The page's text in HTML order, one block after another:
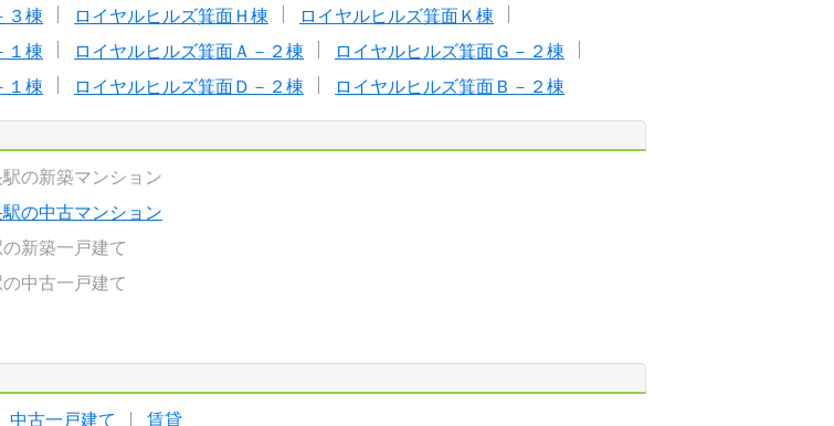
３棟 ロイヤルヒルズ箕面Ｈ棟
ロイヤルヒルズ箕面Ｋ棟
１棟 ロイヤルヒルズ箕面Ａ－２棟
ロイヤルヒルズ箕面Ｇ－２棟
１棟 ロイヤルヒルズ箕面Ｄ－２棟 ロイヤルヒルズ箕面Ｂ－２棟
の新築マンション
の中古マンション
新築一戸建て
中古一戸建て
中古一戸建て 賃貸